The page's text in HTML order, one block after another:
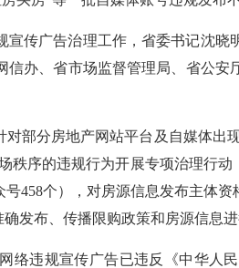
宣传广告治理工作，省委书记沈晓
办、省市场监督管理局、省公
部分房地产网站平台及自媒体出
秩序的违规行为开展专项治理行动
458个），对房源信息发布主体
发布、传播限购政策和房源信息进
络违规宣传广告已违反《中华人